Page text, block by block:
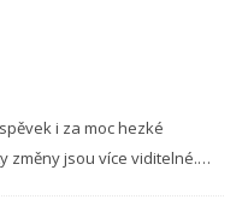
i za moc hezké
změny jsou více viditelné.…